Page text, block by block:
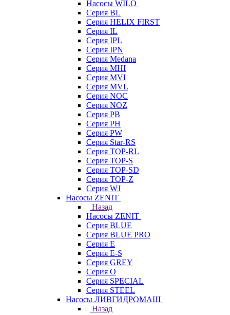
Насосы WILO
Серия BL
Серия HELIX FIRST
Серия IL
Серия IPL
Серия IPN
Серия Medana
Серия MHI
Серия MVI
Серия MVL
Серия NOC
Серия NOZ
Серия PB
Серия PH
Серия PW
Серия Star-RS
Серия TOP-RL
Серия TOP-S
Серия TOP-SD
Серия TOP-Z
Серия WJ
Насосы ZENIT
Назад
Насосы ZENIT
Серия BLUE
Серия BLUE PRO
Серия E
Серия E-S
Серия GREY
Серия O
Серия SPECIAL
Серия STEEL
Насосы ЛИВГИДРОМАШ
Назад